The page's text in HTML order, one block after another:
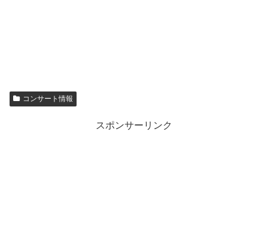
コンサート情報
スポンサーリンク